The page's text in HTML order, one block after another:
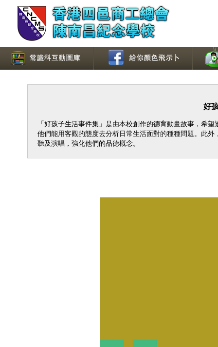
好
「好孩子生活事件集」是由本校創作的德育動畫故事，希
他們能用客觀的態度去分析日常生活面對的種種問題。此
聽及演唱，強化他們的品德概念。